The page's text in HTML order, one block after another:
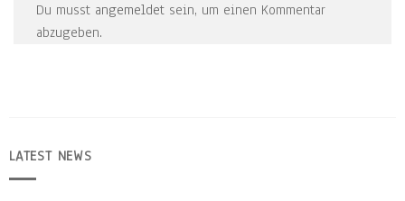
Du musst angemeldet sein, um einen Kommentar
abzugeben.
LATEST NEWS